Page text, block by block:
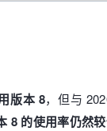
版本 8，但与
8 的使用率仍然